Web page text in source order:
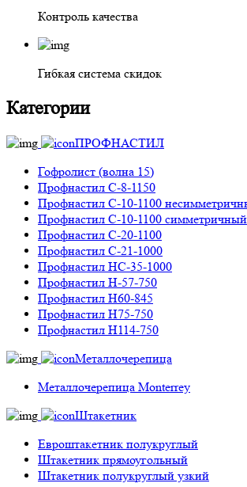
Контроль качества
Гибкая система скидок
Категории
ПРОФНАСТИЛ
Гофролист (волна 15)
Профнастил С-8-1150
Профнастил С-10-1100
Профнастил С-10-1100 симметричный
Профнастил С-20-1100
Профнастил С-21-1000
Профнастил НС-35-1000
Профнастил H-57-750
Профнастил Н60-845
Профнастил Н75-750
Профнастил Н114-750
Металлочерепица
Металлочерепица Monterrey
Штакетник
Евроштакетник полукруглый
Штакетник прямоугольный
Штакетник полукруглый узкий